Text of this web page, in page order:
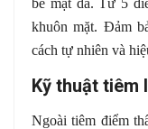
khuôn mặt. Đảm
cách tự nhiên và
Kỹ thuật tiêm
Ngoài tiêm điểm